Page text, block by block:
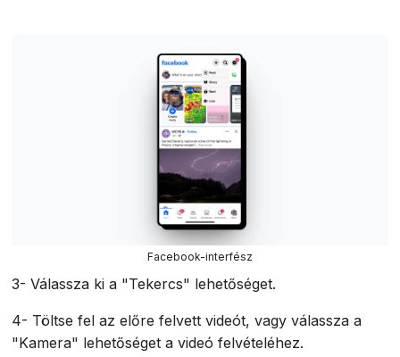
Facebook-interfész
3- Válassza ki a "Tekercs" lehetőséget.
4- Töltse fel az előre felvett videót, vagy válassza a
"Kamera" lehetőséget a videó felvételéhez.